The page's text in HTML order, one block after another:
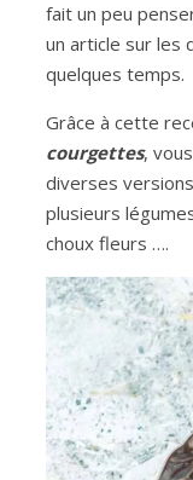
fait un peu
un article sur les
quelques temps.
Grâce à cette
courgettes,
diverses
plusieurs
choux fleurs ….